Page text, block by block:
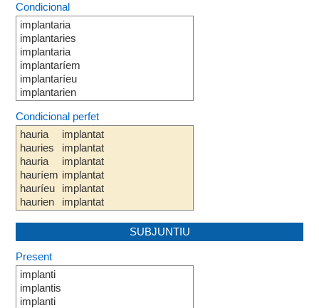
Condicional
implantaria
implantaries
implantaria
implantaríem
implantaríeu
implantarien
Condicional perfet
hauria
hauries
hauria
hauríem
hauríeu
haurien
implantat
implantat
implantat
implantat
implantat
implantat
SUBJUNTIU
Present
implanti
implantis
implanti